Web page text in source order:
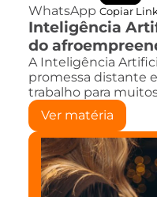
WhatsApp Copiar Link
Inteligência
do
A Inteligência
promessa distante
trabalho para
Ver matéria